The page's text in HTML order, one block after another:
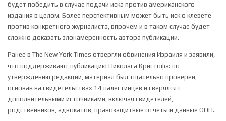
будет победить в случае подачи иска против американского
издания в целом. Более перспективным может быть иск о клевете
против конкретного журналиста, впрочем и в таком случае будет
сложно доказать злонамеренность автора публикации.
Ранее в The New York Times отвергли обвинения Израиля и заявили,
что поддерживают публикацию Николаса Кристофа: по
утверждению редакции, материал был тщательно проверен,
основан на свидетельствах 14 палестинцев и сверялся с
дополнительными источниками, включая свидетелей,
родственников, адвокатов, правозащитные отчеты и данные ООН.